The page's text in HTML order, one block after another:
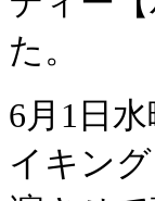
6月1日
イキン